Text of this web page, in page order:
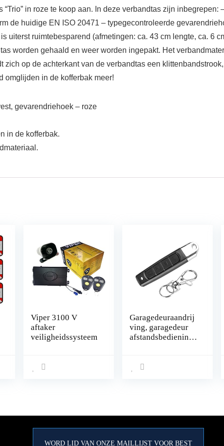
in roze te koop aan. In deze verbandtas zijn inbegrepen:
de huidige EN ISO 20471 – typegecontroleerde
uiterst ruimtebesparend (afmetingen: ca. 43 cm lengte, ca. 6
worden gehaald en weer worden ingepakt. Het
op de achterkant van de verbandtas een
omglijden in de kofferbak meer!
gevarendriehoek – roze
in de kofferbak.
Viper 3100 V
aftaker
veiligheidssysteem
Garagedeuraandrij
ving, garagedeur
afstandsbediening
universele
afstandsbediening
WORD LID VAN ONZE MAILLIJST VOOR BEST